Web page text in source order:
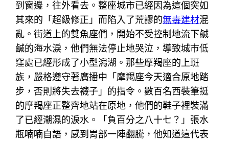
到窗邊，往外看去。整座城市已經因為這個突如
其來的「超級修正」而陷入了荒謬的無毒建材混
亂。街道上的雙魚座們，開始不受控制地流下鹹
鹹的海水淚，他們無法停止地哭泣，導致城市低
窪處已經形成了小型潟湖。那些摩羯座的上班
族，嚴格遵守著廣播中「摩羯座今天適合原地踏
步，否則將失去襪子」的指令。數百名西裝筆挺
的摩羯座正整齊地站在原地，他們的鞋子裡裝滿
了已經潮濕的淚水。「負百分之八十七？」張水
瓶喃喃自語，感到胃部一陣翻騰，他知道這代表